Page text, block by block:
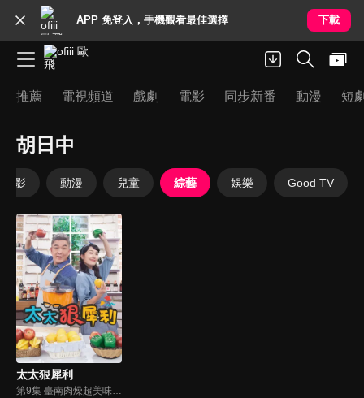
APP 免登入，手機觀看最佳選擇 下載
推薦 電視頻道 戲劇 電影 同步新番 動漫 短
胡日中
電影 動漫 兒童 綜藝 娛樂 Good TV
太太狠犀利
第9集 臺南肉燥超美味！坐月子要注意什麼？年底大掃除必備品！